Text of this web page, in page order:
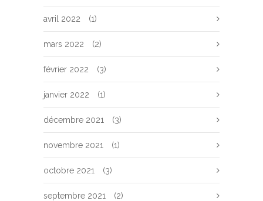
avril 2022 (1)
mars 2022 (2)
février 2022 (3)
janvier 2022 (1)
décembre 2021 (3)
novembre 2021 (1)
octobre 2021 (3)
septembre 2021 (2)